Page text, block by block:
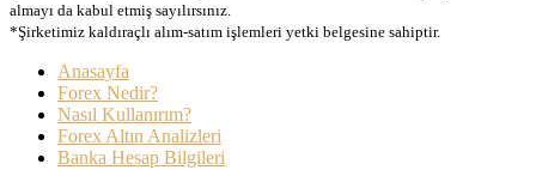
almayı da kabul etmiş sayılırsınız.
*Şirketimiz kaldıraçlı alım-satım işlemleri yetki belgesine sahiptir.
Anasayfa
Forex Nedir?
Nasıl Kullanırım?
Forex Altın Analizleri
Banka Hesap Bilgileri